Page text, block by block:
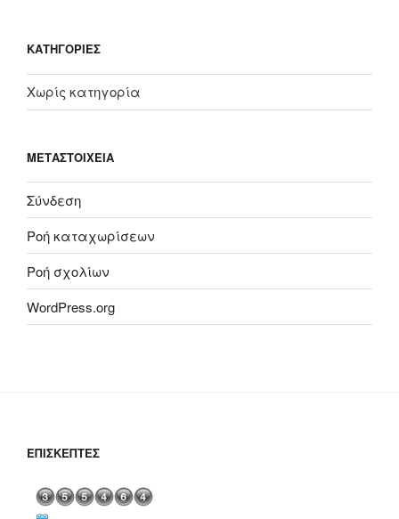
KΑΤΗΓΟΡΊΕΣ
Χωρίς κατηγορία
ΜΕΤΑΣΤΟΙΧΕΊΑ
Σύνδεση
Ροή καταχωρίσεων
Ροή σχολίων
WordPress.org
ΕΠΙΣΚΈΠΤΕΣ